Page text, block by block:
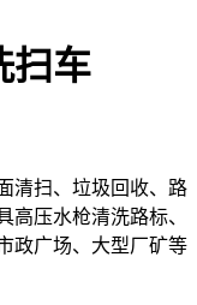
扫车
清扫、垃圾回收、路
高压水枪清洗路标、
政广场、大型厂矿等